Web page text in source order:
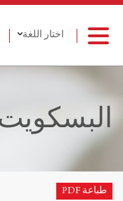
اختار اللغة
طباعة PDF